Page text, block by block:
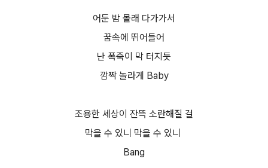
어둔 밤 몰래 다가가서
꿈속에 뛰어들어
난 폭죽이 막 터지듯
깜짝 놀라게 Baby
조용한 세상이 잔뜩 소란해질 걸
막을 수 있니 막을 수 있니
Bang